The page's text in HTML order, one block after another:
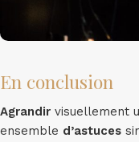
En conclusion
Agrandir visuellement
ensemble d’astuces